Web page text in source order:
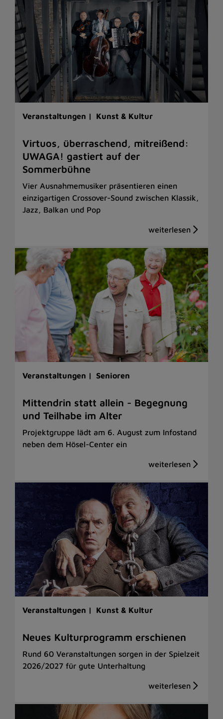
Veranstaltungen | Kunst & Kultur
Virtuos, überraschend, mitreißend:
UWAGA! gastiert auf der
Sommerbühne
Vier Ausnahmemusiker präsentieren einen
einzigartigen Crossover-Sound zwischen Klassik,
Jazz, Balkan und Pop
Veranstaltungen | Senioren
Mittendrin statt allein - Begegnung
und Teilhabe im Alter
Projektgruppe lädt am 6. August zum Infostand
neben dem Hösel-Center ein
Veranstaltungen | Kunst & Kultur
Neues Kulturprogramm erschienen
Rund 60 Veranstaltungen sorgen in der Spielzeit
2026/2027 für gute Unterhaltung